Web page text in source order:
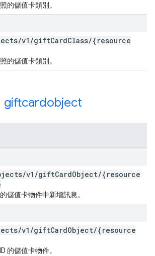
的儲值卡類別。
/v1 /giftCardClass/{resource
的儲值卡類別。
giftcardobject
/v1 /giftCardObject/{resource
儲值卡物件中新增訊息。
/v1 /giftCardObject/{resource
的儲值卡物件。